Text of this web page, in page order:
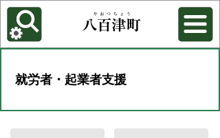
各種機能
背景色を変更する
就労者・起業者支援